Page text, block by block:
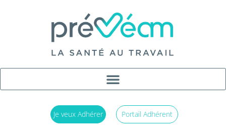
Je veux Adhérer Portail Adhérent